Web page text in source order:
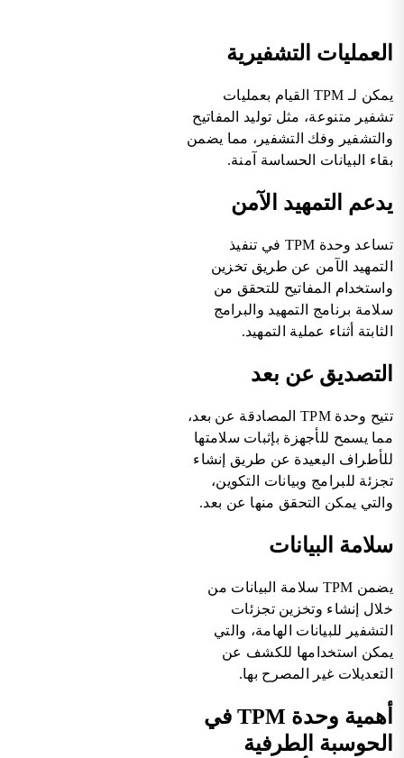
العمليات التشفيرية
يمكن لـ TPM القيام بعمليات
تشفير متنوعة، مثل توليد المفاتيح
والتشفير وفك التشفير، مما يضمن
بقاء البيانات الحساسة آمنة.
يدعم التمهيد الآمن
تساعد وحدة TPM في تنفيذ
التمهيد الآمن عن طريق تخزين
واستخدام المفاتيح للتحقق من
سلامة برنامج التمهيد والبرامج
الثابتة أثناء عملية التمهيد.
التصديق عن بعد
تتيح وحدة TPM المصادقة عن بعد،
مما يسمح للأجهزة بإثبات سلامتها
للأطراف البعيدة عن طريق إنشاء
تجزئة للبرامج وبيانات التكوين،
والتي يمكن التحقق منها عن بعد.
سلامة البيانات
يضمن TPM سلامة البيانات من
خلال إنشاء وتخزين تجزئات
التشفير للبيانات الهامة، والتي
يمكن استخدامها للكشف عن
التعديلات غير المصرح بها.
أهمية وحدة TPM في
الحوسبة الطرفية